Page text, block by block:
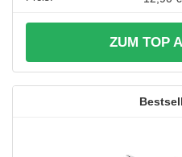
ZUM TOP